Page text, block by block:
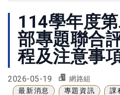
114學年度
部專題聯合
程及注意事
2026-05-19 網路組
最新消息 專題資訊 課